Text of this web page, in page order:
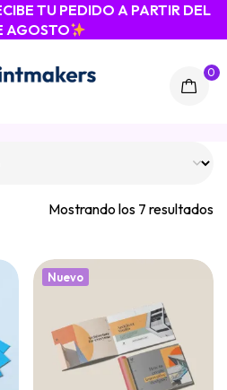
TU PEDIDO A PARTIR DEL
AGOSTO
0
Mostrando los 7 resultados
Nuevo